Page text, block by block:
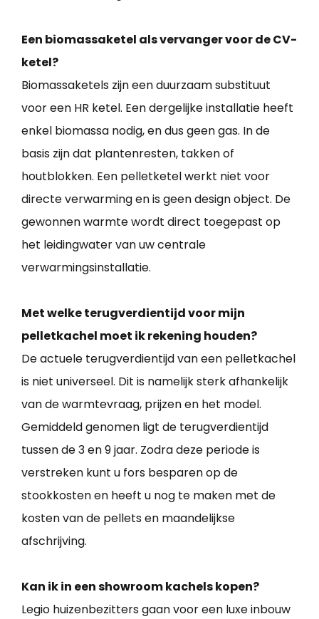
Een biomassaketel als vervanger voor de CV-
ketel?
Biomassaketels zijn een duurzaam substituut
voor een HR ketel. Een dergelijke installatie heeft
enkel biomassa nodig, en dus geen gas. In de
basis zijn dat plantenresten, takken of
houtblokken. Een pelletketel werkt niet voor
directe verwarming en is geen design object. De
gewonnen warmte wordt direct toegepast op
het leidingwater van uw centrale
verwarmingsinstallatie.
Met welke terugverdientijd voor mijn
pelletkachel moet ik rekening houden?
De actuele terugverdientijd van een pelletkachel
is niet universeel. Dit is namelijk sterk afhankelijk
van de warmtevraag, prijzen en het model.
Gemiddeld genomen ligt de terugverdientijd
tussen de 3 en 9 jaar. Zodra deze periode is
verstreken kunt u fors besparen op de
stookkosten en heeft u nog te maken met de
kosten van de pellets en maandelijkse
afschrijving.
Kan ik in een showroom kachels kopen?
Legio huizenbezitters gaan voor een luxe inbouw